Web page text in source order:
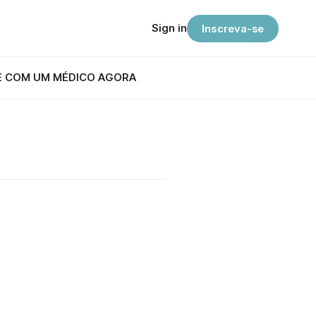
COM UM MÉDICO AGORA
Sign in Inscreva-se